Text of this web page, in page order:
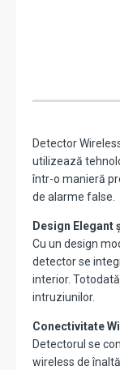
Detector
utilizează
într-o manieră
de alarme false.
Design Elegant
Cu un design
detector se
interior.
intruziunilor.
Conectivitate
Detectorul se
wireless de